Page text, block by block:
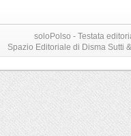
soloPolso - Testata
Spazio Editoriale di Disma Sutti